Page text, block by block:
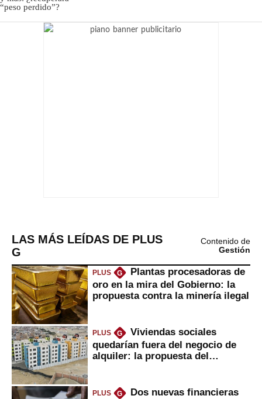
LAS MÁS LEÍDAS DE PLUS
G
Contenido de
Gestión
PLUS G
Plantas procesadoras de
oro en la mira del Gobierno: la
propuesta contra la minería ilegal
PLUS G
Viviendas sociales
quedarían fuera del negocio de
alquiler: la propuesta del
PLUS G
Dos nuevas financieras